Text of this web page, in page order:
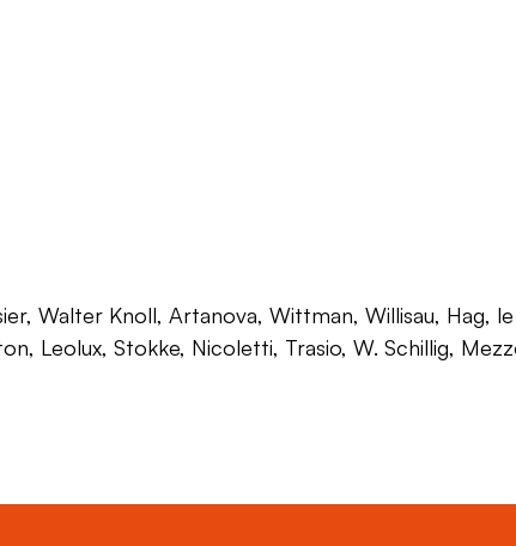
Walter Knoll, Artanova, Wittman, Willisau, Hag,
Leolux, Stokke, Nicoletti, Trasio, W. Schillig,